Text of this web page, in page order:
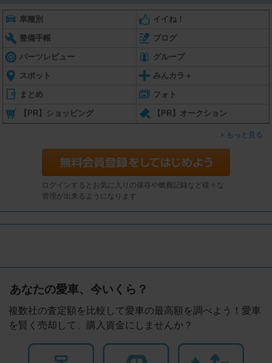
車種別 イイね！
整備手帳 ブログ
パーツレビュー グループ
スポット みんカラ＋
まとめ フォト
【PR】ショッピング 【PR】オークション
もっと見る
ログインするとお気に入りの保存や燃費記録など様々な
管理が出来るようになります
あなたの愛車、今いくら？
複数社の査定額を比較して愛車の最高額を調べよう！愛車
を賢く売却して、購入資金にしませんか？